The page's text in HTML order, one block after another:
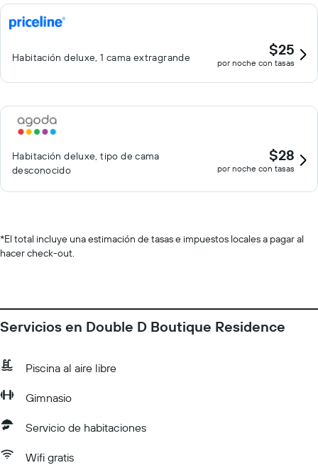
Habitación deluxe, 1 cama extragrande $25
por noche con tasas
Habitación deluxe, tipo de cama
desconocido
$28
por noche con tasas
*El total incluye una estimación de tasas e impuestos locales a pagar al
hacer check-out.
Servicios en Double D Boutique Residence
Piscina al aire libre
Gimnasio
Servicio de habitaciones
Wifi gratis